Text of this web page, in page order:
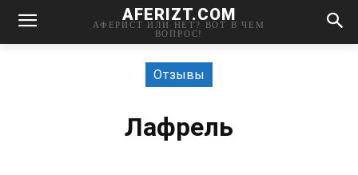
AFERIZT.COM
АФЕРИСТ ИЛИ НЕТ? ВОТ В ЧЕМ
ВОПРОС!
Отзывы
Лафрель